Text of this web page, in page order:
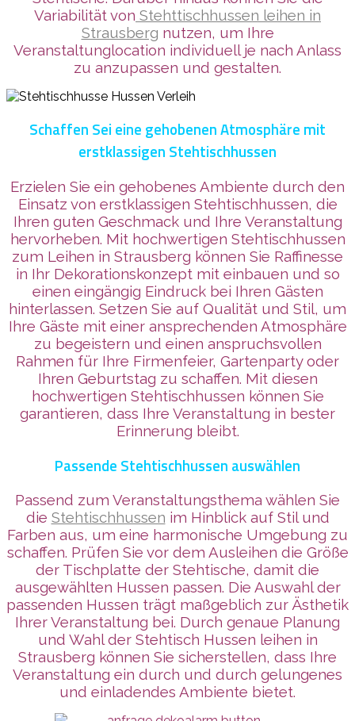
Variabilitätvon Stehttischhussen leihen in
Strausberg nutzen, um Ihre
Veranstaltunglocation individuell je nach Anlass
zu anzupassen und gestalten.
Schaffen Sei eine gehobenen Atmosphäre mit
erstklassigen Stehtischhussen
Erzielen Sie ein gehobenes Ambiente durch den
Einsatz von erstklassigen Stehtischhussen, die
Ihren guten Geschmack und Ihre Veranstaltung
hervorheben. Mit hochwertigen Stehtischhussen
zum Leihen in Strausberg können Sie Raffinesse
in Ihr Dekorationskonzept mit einbauen und so
einen eingängig Eindruck bei Ihren Gästen
hinterlassen. Setzen Sie auf Qualität und Stil, um
Ihre Gäste mit einer ansprechenden Atmosphäre
zu begeistern und einen anspruchsvollen
Rahmen für Ihre Firmenfeier, Gartenparty oder
Ihren Geburtstag zu schaffen. Mit diesen
hochwertigen Stehtischhussen können Sie
garantieren, dass Ihre Veranstaltung in bester
Erinnerung bleibt.
Passende Stehtischhussen auswählen
Passend zum Veranstaltungsthema wählen Sie
die Stehtischhussen im Hinblick auf Stil und
Farben aus, um eine harmonische Umgebung zu
schaffen. Prüfen Sie vor dem Ausleihen die Größe
der Tischplatte der Stehtische, damit die
ausgewählten Hussen passen. Die Auswahl der
passenden Hussen trägt maßgeblich zur Ästhetik
Ihrer Veranstaltung bei. Durch genaue Planung
und Wahl der Stehtisch Hussen leihen in
Strausberg können Sie sicherstellen, dass Ihre
Veranstaltung ein durch und durch gelungenes
und einladendes Ambiente bietet.